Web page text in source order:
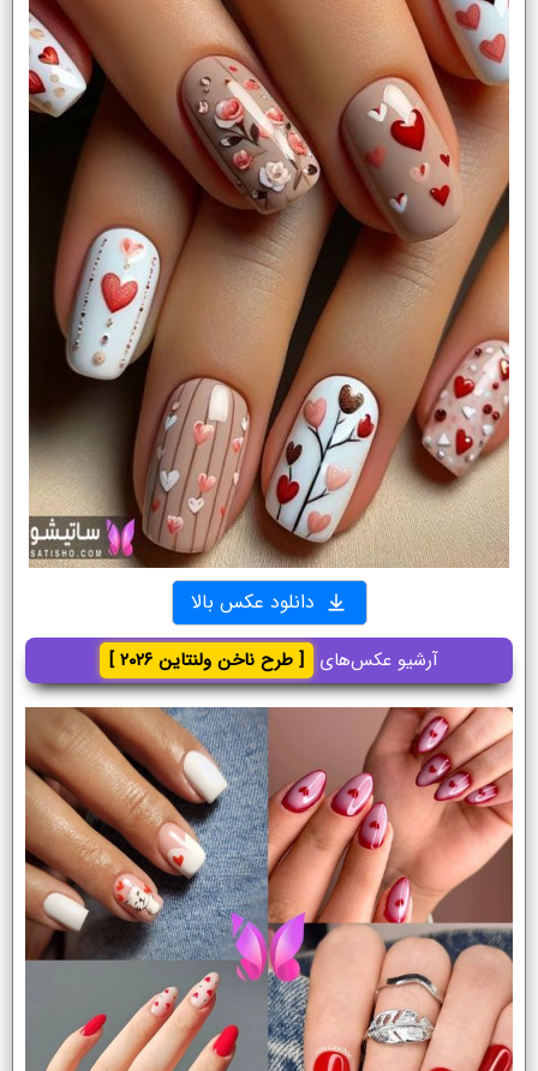
دانلود عکس بالا
آرشیو عکس‌های [ طرح ناخن ولنتاین ۲۰۲۶ ]